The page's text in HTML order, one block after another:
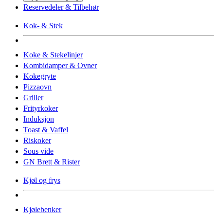
Reservedeler & Tilbehør
Kok- & Stek
Koke & Stekelinjer
Kombidamper & Ovner
Kokegryte
Pizzaovn
Griller
Frityrkoker
Induksjon
Toast & Vaffel
Riskoker
Sous vide
GN Brett & Rister
Kjøl og frys
Kjølebenker